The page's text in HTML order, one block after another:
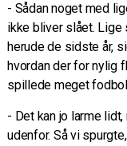
- Sådan noget med
ikke bliver slået. Lige
herude de sidste år,
hvordan der for nylig
spillede meget
- Det kan jo larme
udenfor. Så vi